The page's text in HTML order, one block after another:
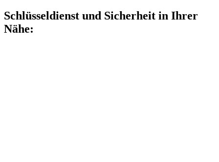
Schlüsseldienst und Sicherheit in Ihrer
Nähe: